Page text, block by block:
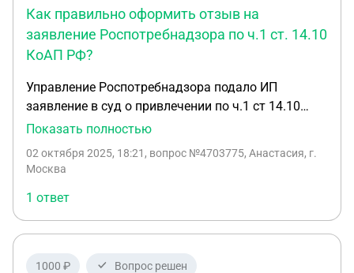
Как правильно оформить отзыв на
заявление Роспотребнадзора по ч.1 ст. 14.10
КоАП РФ?
Управление Роспотребнадзора подало ИП
заявление в суд о привлечении по ч.1 ст 14.10
КоАП РФ, в отзыве на заявление правильно
Административный истец и Административный
исковое заявление"?
Показать полностью
02 октября 2025, 18:21 , вопрос №4703775, Анастасия, г.
Москва
1 ответ
1000 ₽ Вопрос решен